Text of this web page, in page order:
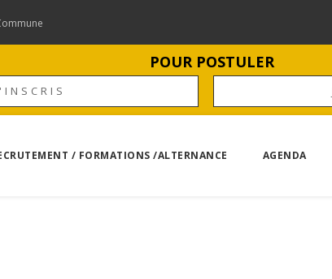
POUR POSTULER
/ FORMATIONS /ALTERNANCE AGENDA